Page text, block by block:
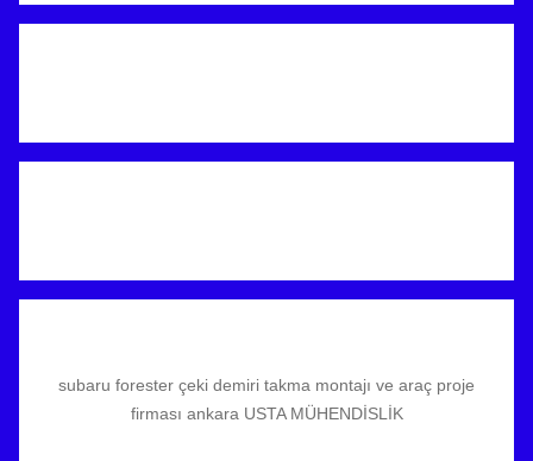
subaru forester çeki demiri takma montajı ve araç proje
firması ankara USTA MÜHENDİSLİK